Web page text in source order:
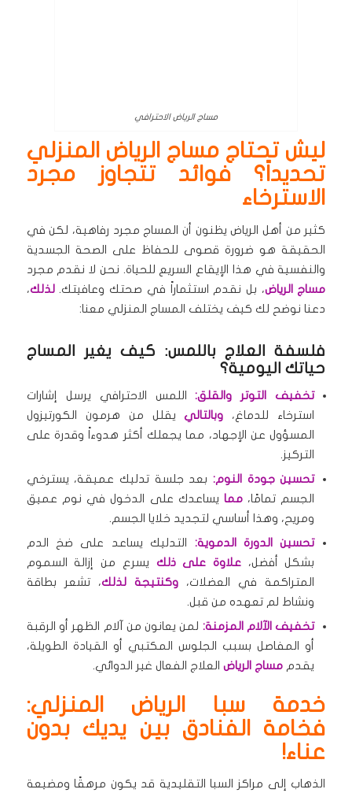
مساج الرياض الاحترافي
ليش تحتاج مساج الرياض المنزلي
تحديداً؟ فوائد تتجاوز مجرد
الاسترخاء
كثير من أهل الرياض يظنون أن المساج مجرد رفاهية، لكن في
الحقيقة هو ضرورة قصوى للحفاظ على الصحة الجسدية
والنفسية في هذا الإيقاع السريع للحياة. نحن لا نقدم مجرد
مساج الرياض، بل نقدم استثماراً في صحتك وعافيتك.لذلك،
دعنا نوضح لك كيف يختلف المساج المنزلي معنا:
فلسفة العلاج باللمس: كيف يغير المساج
حياتك اليومية؟
تخفيف التوتر والقلق:اللمس الاحترافي يرسل إشارات
استرخاء للدماغ، وبالتالييقلل من هرمون الكورتيزول
المسؤول عن الإجهاد، مما يجعلك أكثر هدوءاً وقدرة على
التركيز.
تحسين جودة النوم:بعد جلسة تدليك عميقة، يسترخي
الجسم تمامًا،مما يساعدك على الدخول في نوم عميق
ومريح، وهذا أساسي لتجديد خلايا الجسم.
تحسين الدورة الدموية: التدليك يساعد على ضخ الدم
بشكل أفضل،علاوة على ذلك يسرع من إزالة السموم
المتراكمة في العضلات، وكنتيجة لذلك، تشعر بطاقة
ونشاط لم تعهده من قبل.
تخفيف الآلام المزمنة: لمن يعانون من آلام الظهر أو الرقبة
أو المفاصل بسبب الجلوس المكتبي أو القيادة الطويلة،
يقدم مساج الرياضالعلاج الفعال غير الدوائي.
خدمة سبا الرياض المنزلي:
فخامة الفنادق بين يديك بدون
عناء!
الذهاب إلى مراكز السبا التقليدية قد يكون مرهقًا ومضيعة